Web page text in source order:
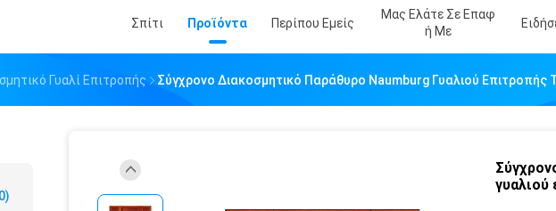
Σπίτι Προϊόντα Περίπου Εμείς
Μας Ελάτε Σε Επαφ
Ή Με
Γυαλί Επιτροπής Σύγχρονο Διακοσμητικό Παράθυρο Naumburg Γυαλιού Επιτροπής